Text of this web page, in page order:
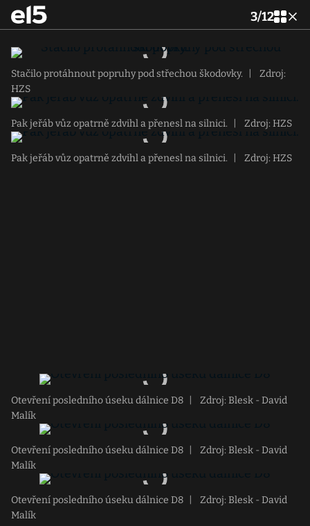
3/12
Stačilo protáhnout popruhy pod střechou škodovky.
Zdroj:
HZS
Pak jeřáb vůz opatrně zdvihl a přenesl na silnici. Zdroj: HZS
Pak jeřáb vůz opatrně zdvihl a přenesl na silnici. Zdroj: HZS
Otevření posledního úseku dálnice D8
Zdroj: Blesk - David
Malík
Otevření posledního úseku dálnice D8
Zdroj: Blesk - David
Malík
Otevření posledního úseku dálnice D8
Zdroj: Blesk - David
Malík